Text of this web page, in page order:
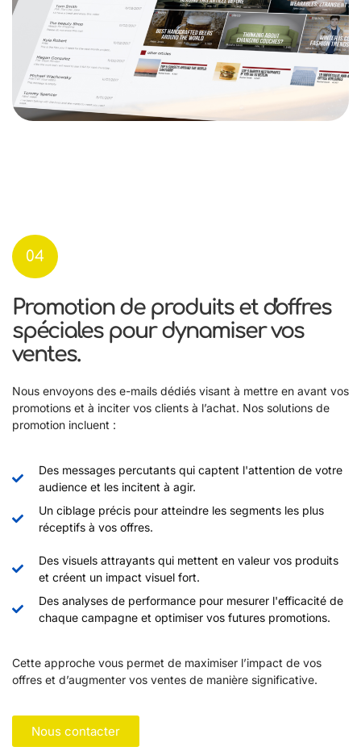
04
Promotion de produits et d'offres
spéciales pour dynamiser vos
ventes.
Nous envoyons des e-mails dédiés visant à mettre en avant vos
promotions et à inciter vos clients à l’achat. Nos solutions de
promotion incluent :
Des messages percutants qui captent l'attention de votre
audience et les incitent à agir.
Un ciblage précis pour atteindre les segments les plus
réceptifs à vos offres.
Des visuels attrayants qui mettent en valeur vos produits
et créent un impact visuel fort.
Des analyses de performance pour mesurer l'efficacité de
chaque campagne et optimiser vos futures promotions.
Cette approche vous permet de maximiser l’impact de vos
offres et d’augmenter vos ventes de manière significative.
Nous contacter